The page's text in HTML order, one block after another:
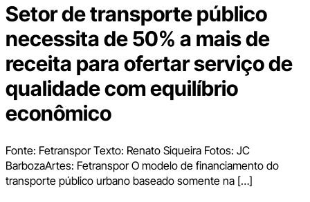
Setor de transporte público
necessita de 50% a mais de
receita para ofertar serviço de
qualidade com equilíbrio
econômico
Fonte: Fetranspor Texto: Renato Siqueira Fotos: JC
BarbozaArtes: Fetranspor O modelo de financiamento do
transporte público urbano baseado somente na […]